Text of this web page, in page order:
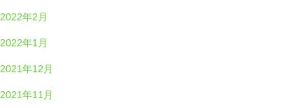
2022年2月
2022年1月
2021年12月
2021年11月